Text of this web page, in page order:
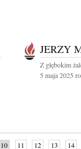
JERZY
Z głębokim
5 maja 2025
10 11 12 13 14